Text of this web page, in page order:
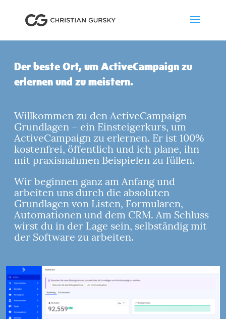
Der beste Ort, um ActiveCampaign zu
erlernen und zu meistern.
Willkommen zu den ActiveCampaign
Grundlagen – ein Einsteigerkurs, um
ActiveCampaign zu erlernen. Er ist 100%
kostenfrei, öffentlich und ich plane, ihn
mit praxisnahmen Beispielen zu füllen.
Wir beginnen ganz am Anfang und
arbeiten uns durch die absoluten
Grundlagen von Listen, Formularen,
Automationen und dem CRM. Am Schluss
wirst du in der Lage sein, selbständig mit
der Software zu arbeiten.